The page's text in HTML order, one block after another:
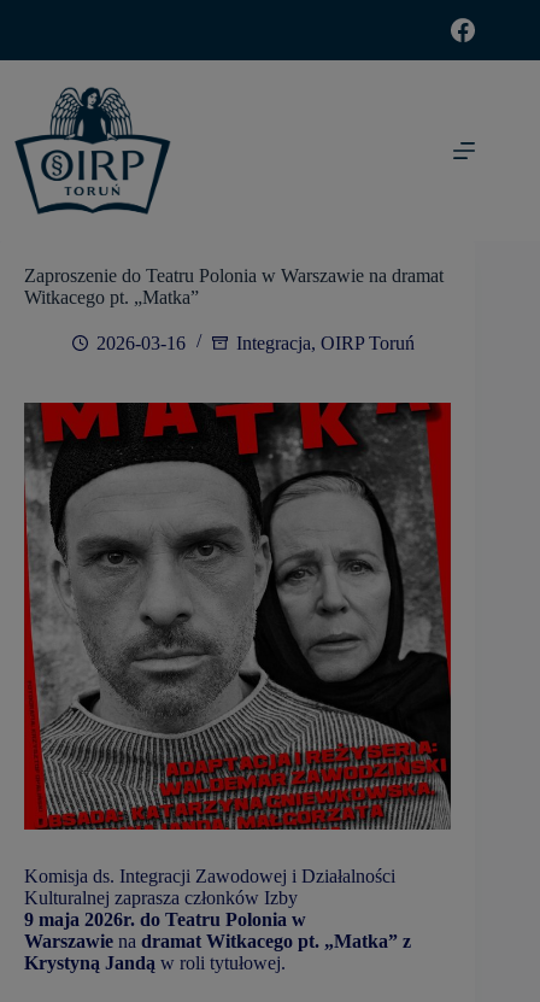
Zaproszenie do Teatru Polonia w Warszawie na dramat
Witkacego pt. „Matka”
2026-03-16 Integracja, OIRP Toruń
Komisja ds. Integracji Zawodowej i Działalności
Kulturalnej zaprasza członków Izby
9 maja 2026r. do Teatru Polonia w
Warszawie na dramat Witkacego pt. „Matka” z
Krystyną Jandą w roli tytułowej.